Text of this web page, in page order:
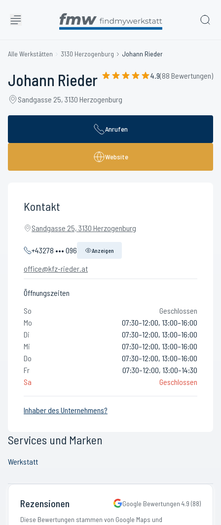
Alle Werkstätten 3130 Herzogenburg Johann Rieder
Johann Rieder 4.9(88 Bewertungen)
Sandgasse 25, 3130 Herzogenburg
Anrufen
Website
Kontakt
Sandgasse 25, 3130 Herzogenburg
+43278 ••• 096 Anzeigen
office@kfz-rieder.at
Öffnungszeiten
So
Geschlossen
Mo
07:30–12:00, 13:00–16:00
Di
07:30–12:00, 13:00–16:00
Mi
07:30–12:00, 13:00–16:00
Do
07:30–12:00, 13:00–16:00
Fr
07:30–12:00, 13:00–14:30
Sa
Geschlossen
Inhaber des Unternehmens?
Services und Marken
Werkstatt
Rezensionen Google Bewertungen 4.9 (88)
Diese Bewertungen stammen von Google Maps und